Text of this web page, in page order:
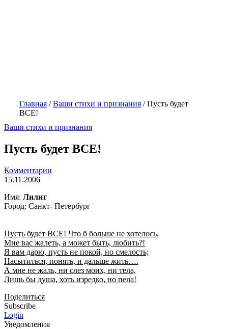
Главная /Ваши стихи и признания /Пусть будет
ВСЕ!
Ваши стихи и признания
Пусть будет ВСЕ!
Комментарии
15.11.2006
Имя: Лилит
Город: Санкт- Петербург
Пусть будет ВСЕ! Что б больше не хотелось,
Мне вас жалеть, а может быть, любить?!
Я вам дарю, пусть не покой, но смелость;
Насытиться, понять, и дальше жить….
А мне не жаль, ни слез моих, ни тела,
Лишь бы душа, хоть изредко, но пела!
Поделиться
Subscribe
Login
Уведомления